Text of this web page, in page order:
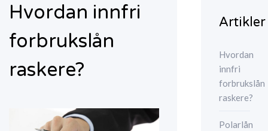
Hvordan innfri
forbrukslån
raskere?
Artikler
Hvordan
innfri
forbrukslån
raskere?
Polarlån